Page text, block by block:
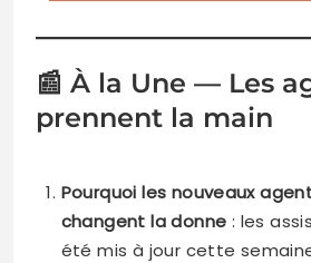
📰 À la Une — Les
prennent la main
Pourquoi les nouveaux
changent la donne : les
été mis à jour cette